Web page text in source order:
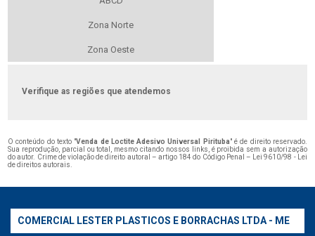
Zona Norte
Zona Oeste
Verifique as regiões que atendemos
O conteúdo do texto "Venda de Loctite Adesivo Universal Pirituba" é de direito reservado.
Sua reprodução, parcial ou total, mesmo citando nossos links, é proibida sem a autorização
do autor. Crime de violação de direito autoral – artigo 184 do Código Penal – Lei 9610/98 - Lei
de direitos autorais.
COMERCIAL LESTER PLASTICOS E BORRACHAS LTDA - ME